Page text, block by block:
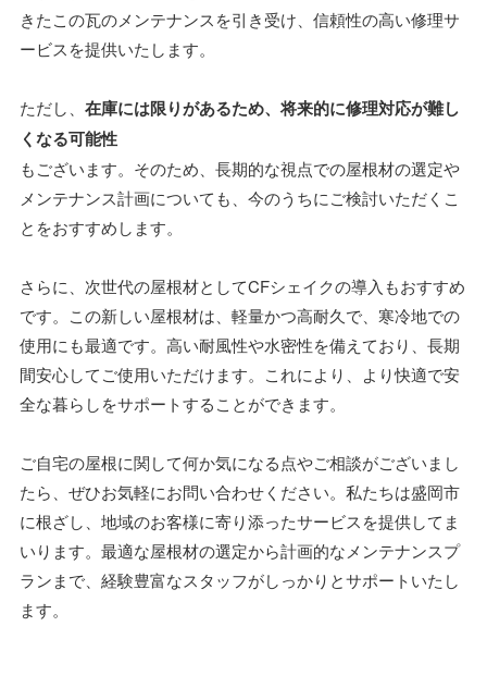
きたこの瓦のメンテナンスを引き受け、信頼性の高い修理サ
ービスを提供いたします。
ただし、 在庫には限りがあるため、将来的に修理対応が難し
くなる可能性
もございます。そのため、長期的な視点での屋根材の選定や
メンテナンス計画についても、今のうちにご検討いただくこ
とをおすすめします。
さらに、次世代の屋根材としてCFシェイクの導入もおすすめ
です。この新しい屋根材は、軽量かつ高耐久で、寒冷地での
使用にも最適です。高い耐風性や水密性を備えており、長期
間安心してご使用いただけます。これにより、より快適で安
全な暮らしをサポートすることができます。
ご自宅の屋根に関して何か気になる点やご相談がございまし
たら、ぜひお気軽にお問い合わせください。私たちは盛岡市
に根ざし、地域のお客様に寄り添ったサービスを提供してま
いります。最適な屋根材の選定から計画的なメンテナンスプ
ランまで、経験豊富なスタッフがしっかりとサポートいたし
ます。